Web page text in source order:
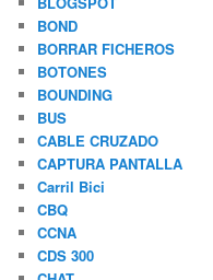
BOND
BORRAR FICHEROS
BOTONES
BOUNDING
BUS
CABLE CRUZADO
CAPTURA PANTALLA
Carril Bici
CBQ
CCNA
CDS 300